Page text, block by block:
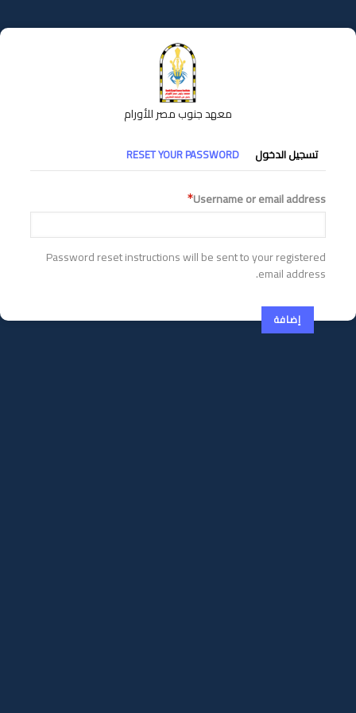
إلى
المحتوى
معهد جنوب مصر للأورام
التبويبات
الأساسية
تسجيل الدخول RESET YOUR PASSWORD
Username or email address
Password reset instructions will be sent to your registered
email address.